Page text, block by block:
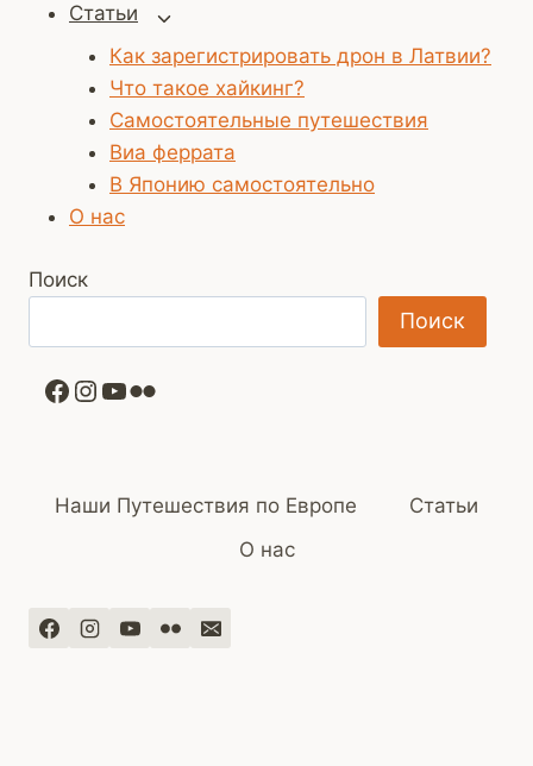
Статьи
Переключить
дочернее
меню
Как зарегистрировать дрон в Латвии?
Что такое хайкинг?
Самостоятельные путешествия
Виа феррата
В Японию самостоятельно
О нас
Поиск
Поиск
Facebook
Instagram
YouTube
Flickr
Наши Путешествия по Европе
Статьи
О нас